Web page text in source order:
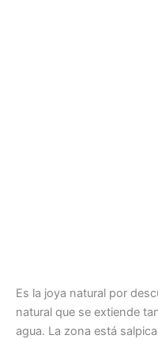
Es la joya natural por
natural que se extiende
agua. La zona está